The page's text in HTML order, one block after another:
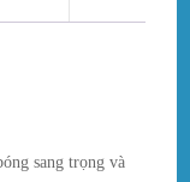
sang trọng và